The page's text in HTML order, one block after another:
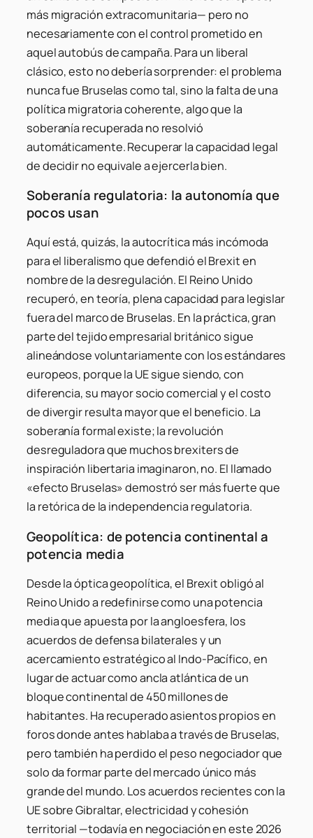
más migración extracomunitaria— pero no
necesariamente con el control prometido en
aquel autobús de campaña. Para un liberal
clásico, esto no debería sorprender: el problema
nunca fue Bruselas como tal, sino la falta de una
política migratoria coherente, algo que la
soberanía recuperada no resolvió
automáticamente. Recuperar la capacidad legal
de decidir no equivale a ejercerla bien.
Soberanía regulatoria: la autonomía que
pocos usan
Aquí está, quizás, la autocrítica más incómoda
para el liberalismo que defendió el Brexit en
nombre de la desregulación. El Reino Unido
recuperó, en teoría, plena capacidad para legislar
fuera del marco de Bruselas. En la práctica, gran
parte del tejido empresarial británico sigue
alineándose voluntariamente con los estándares
europeos, porque la UE sigue siendo, con
diferencia, su mayor socio comercial y el costo
de divergir resulta mayor que el beneficio. La
soberanía formal existe; la revolución
desreguladora que muchos brexiters de
inspiración libertaria imaginaron, no. El llamado
«efecto Bruselas» demostró ser más fuerte que
la retórica de la independencia regulatoria.
Geopolítica: de potencia continental a
potencia media
Desde la óptica geopolítica, el Brexit obligó al
Reino Unido a redefinirse como una potencia
media que apuesta por la angloesfera, los
acuerdos de defensa bilaterales y un
acercamiento estratégico al Indo-Pacífico, en
lugar de actuar como ancla atlántica de un
bloque continental de 450 millones de
habitantes. Ha recuperado asientos propios en
foros donde antes hablaba a través de Bruselas,
pero también ha perdido el peso negociador que
solo da formar parte del mercado único más
grande del mundo. Los acuerdos recientes con la
UE sobre Gibraltar, electricidad y cohesión
territorial —todavía en negociación en este 2026